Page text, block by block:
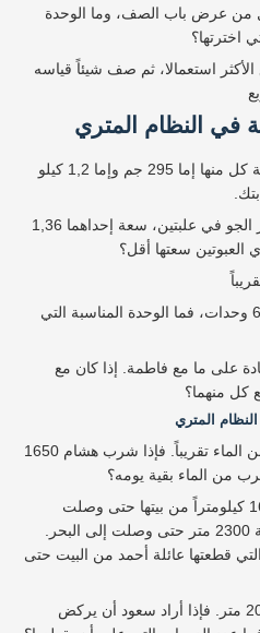
من عرض باب الصف، وما الوحدة
اخترتها؟
استعمالا، ثم صف شيئاً قياسه
في النظام المتري
تباع حلوى النعناع في صناديق، كتلة كل منها إما 295 جم وإما 1,2 كيلو
كما نتساءل يوجد نوعان من معطر الجو في علبتين، سعة إحداهما 1,36
إذا كانت كتلة ربع الريال المعدني 6 وحدات، فما الوحدة المناسبة التي
مع أفنان 30 ريالاً زيادة على ما مع فاطمة. إذا كان مع
المتري
يحتاج الإنسان أن يشرب 1,9 لتر من الماء تقريباً. فإذا شرب هشام 1650
من الماء بقية يومه؟
كما نتساءل قطعت عائلة أحمد 167 كيلومتراً من بيتها حتى وصلت
الفندق في جدة، ثم قطعت مساغة 2300 متر حتى وصلت إلى البحر.
قطعتها عائلة أحمد من البيت حتى
يبلغ طول مضمار أحد السباقات 200 متر. فإذا أراد سعود أن يركض